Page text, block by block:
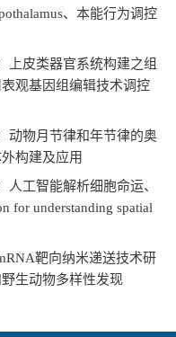
、本能行为调控
上皮类器官系统构建之组
观基因组编辑技术调控
动物月节律和年节律的奥
构建及应用
人工智能解析细胞命运、
for understanding spatial
靶向纳米递送技术研
生动物多样性发现